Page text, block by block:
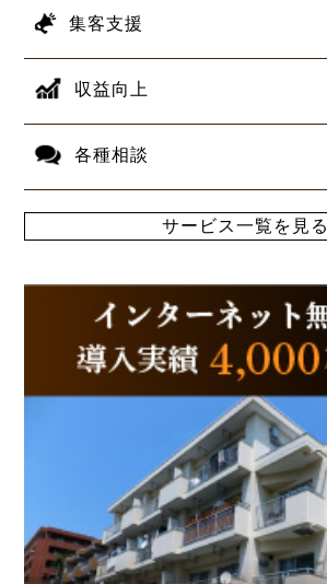
集客支援
収益向上
各種相談
サービス一覧を見る